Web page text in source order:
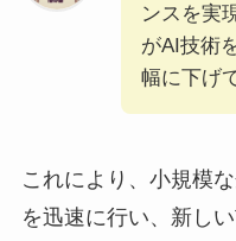
ンスを実
がAI技術
幅に下げ
これにより、小規模
を迅速に行い、新し